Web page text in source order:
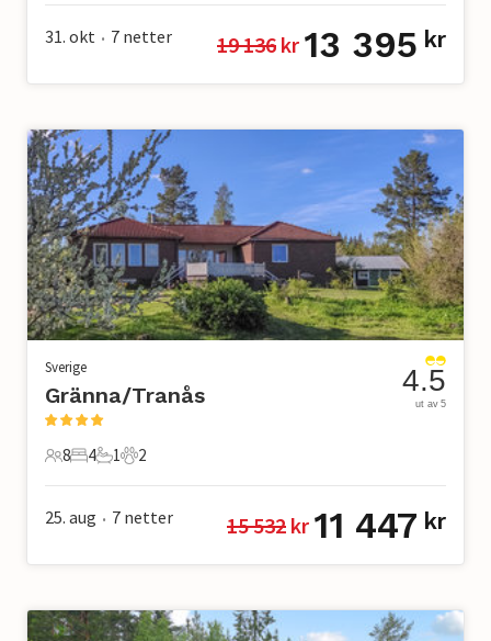
31. okt • 7 netter 19 136 kr 13 395 kr
Sverige
Gränna/Tranås
8 Gjester
8
4 Soverom
4
1 Bad
1
2 Kjæledyr
2
4.5
ut av 5
25. aug • 7 netter 15 532 kr 11 447 kr